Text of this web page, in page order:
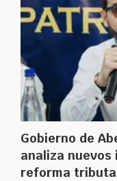
Gobierno de
analiza nuevos
reforma